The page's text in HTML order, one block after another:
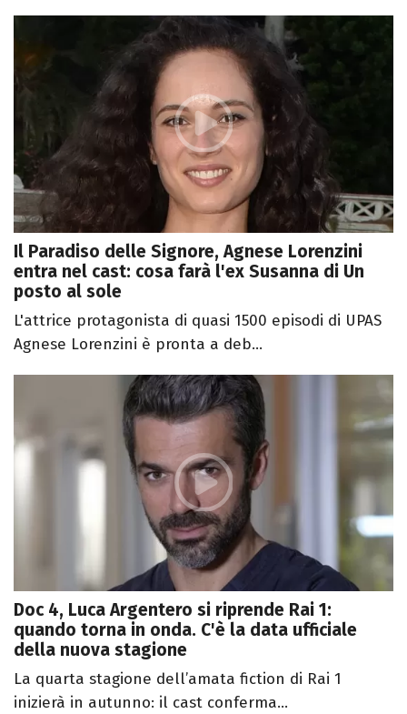
Il Paradiso delle Signore, Agnese Lorenzini
entra nel cast: cosa farà l'ex Susanna di Un
posto al sole
L'attrice protagonista di quasi 1500 episodi di UPAS
Agnese Lorenzini è pronta a deb...
Doc 4, Luca Argentero si riprende Rai 1:
quando torna in onda. C'è la data ufficiale
della nuova stagione
La quarta stagione dell’amata fiction di Rai 1
inizierà in autunno: il cast conferma...